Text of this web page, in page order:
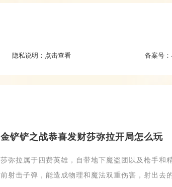
隐私说明： 点击查看 备案号：
金铲铲之战恭喜发财莎弥拉开局怎么玩
莎弥拉属于四费英雄，自带地下魔盗团以及枪手和
前射击子弹，能造成物理和魔法双重伤害，射出去